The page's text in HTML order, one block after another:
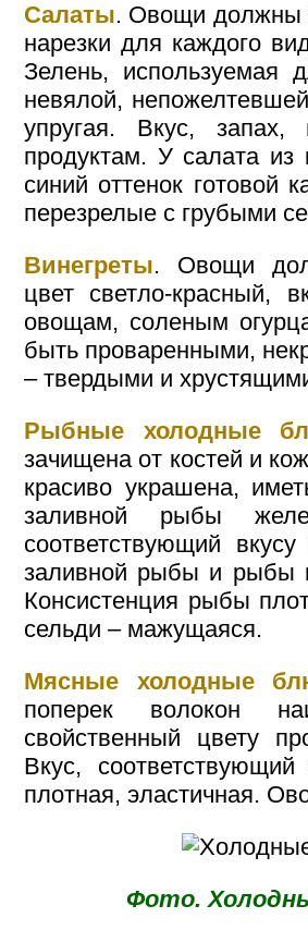
Салаты. Овощи должны
нарезки для каждого
Зелень,
невялой,
упругая. Вкус, запах,
продуктам. У салата из
синий оттенок готовой
перезрелые с грубыми
Винегреты. Овощи
цвет светло-красный,
овощам, соленым
быть проваренными,
– твердыми и
Рыбные холодные
зачищена от костей и
красиво украшена,
заливной рыбы желе
соответствующий
заливной рыбы и рыбы
Консистенция рыбы
сельди – мажущаяся.
Мясные холодные
поперек волокон
свойственный цвету
Вкус,
плотная, эластичная.
Фото.